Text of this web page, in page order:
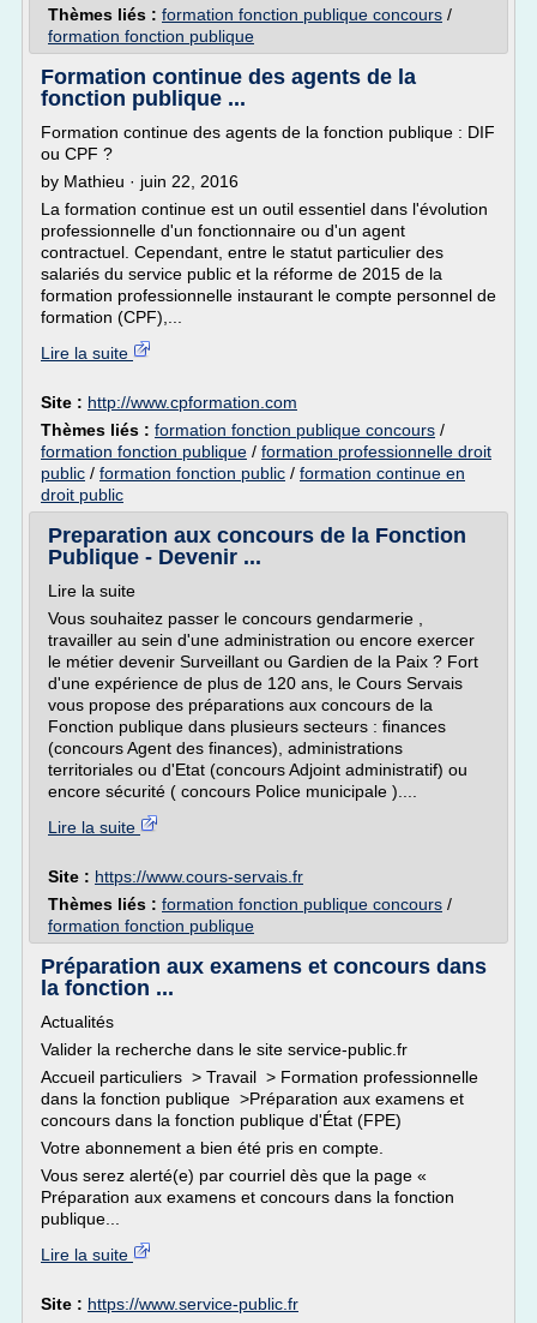
Thèmes liés : formation fonction publique concours /
formation fonction publique
Formation continue des agents de la
fonction publique ...
Formation continue des agents de la fonction publique : DIF
ou CPF ?
by Mathieu · juin 22, 2016
La formation continue est un outil essentiel dans l'évolution
professionnelle d'un fonctionnaire ou d'un agent
contractuel. Cependant, entre le statut particulier des
salariés du service public et la réforme de 2015 de la
formation professionnelle instaurant le compte personnel de
formation (CPF),...
Lire la suite
Site : http://www.cpformation.com
Thèmes liés : formation fonction publique concours /
formation fonction publique / formation professionnelle droit
public / formation fonction public / formation continue en
droit public
Preparation aux concours de la Fonction
Publique - Devenir ...
Lire la suite
Vous souhaitez passer le concours gendarmerie ,
travailler au sein d'une administration ou encore exercer
le métier devenir Surveillant ou Gardien de la Paix ? Fort
d'une expérience de plus de 120 ans, le Cours Servais
vous propose des préparations aux concours de la
Fonction publique dans plusieurs secteurs : finances
(concours Agent des finances), administrations
territoriales ou d'Etat (concours Adjoint administratif) ou
encore sécurité ( concours Police municipale )....
Lire la suite
Site : https://www.cours-servais.fr
Thèmes liés : formation fonction publique concours /
formation fonction publique
Préparation aux examens et concours dans
la fonction ...
Actualités
Valider la recherche dans le site service-public.fr
Accueil particuliers > Travail > Formation professionnelle
dans la fonction publique >Préparation aux examens et
concours dans la fonction publique d'État (FPE)
Votre abonnement a bien été pris en compte.
Vous serez alerté(e) par courriel dès que la page «
Préparation aux examens et concours dans la fonction
publique...
Lire la suite
Site : https://www.service-public.fr